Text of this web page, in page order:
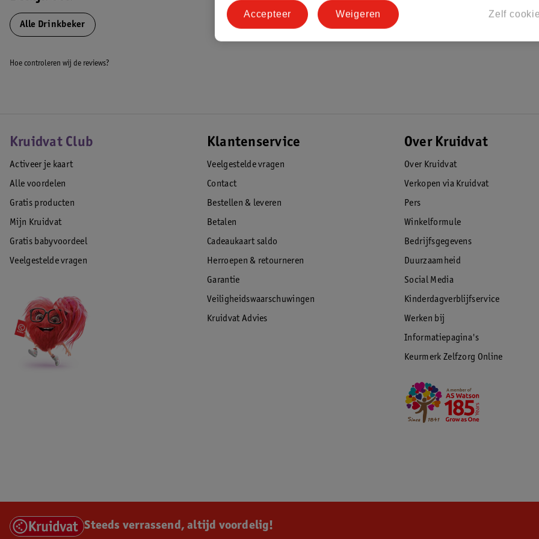
Alle Drinkbeker
Hoe controleren wij de reviews?
Kruidvat Club
Activeer je kaart
Alle voordelen
Gratis producten
Mijn Kruidvat
Gratis babyvoordeel
Veelgestelde vragen
Klantenservice
Veelgestelde vragen
Contact
Bestellen & leveren
Betalen
Cadeaukaart saldo
Herroepen & retourneren
Garantie
Veiligheidswaarschuwingen
Kruidvat Advies
Over Kruidvat
Over Kruidvat
Verkopen via Kruidvat
Pers
Winkelformule
Bedrijfsgegevens
Duurzaamheid
Social Media
Kinderdagverblijfservice
Werken bij
Informatiepagina's
Keurmerk Zelfzorg Online
Steeds verrassend, altijd voordelig!
Zelf
Weigeren
Accepteer